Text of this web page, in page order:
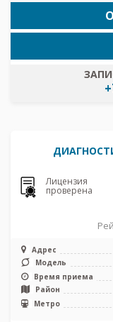
Лицензия
проверена
Адрес
Модель
Время приема
Район
Метро